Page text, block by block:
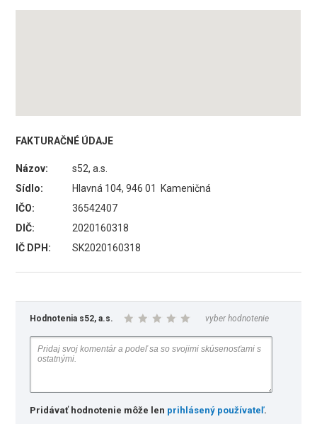
FAKTURAČNÉ ÚDAJE
Názov:
s52, a.s.
Sídlo:
Hlavná 104, 946 01 Kameničná
IČO:
36542407
DIČ:
2020160318
IČ DPH:
SK2020160318
Hodnotenia s52, a.s. vyber hodnotenie
Pridávať hodnotenie môže len prihlásený používateľ.